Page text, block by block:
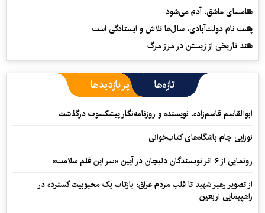
سامسای عاشق، آدم می‌شود
پشت نام دولت‌آبادی، سال‌ها تلاش و ایستادگی است
سند تاریخی از زیستن در مرز مرگ
تازه‌ها پربازدیدها
ابوالقاسم قاسم‌زاده، نویسنده و روزنامه‌نگار پیشکسوت درگذشت
نوزایی جام باشگاه‌های کتاب‌خوانی
رونمایی از ۶ اثر نویسندگان دلیجان در آیین «سر این قلم سلامت»
از تصویر رهبر شهید تا قلب مردم عراق؛ بازتاب یک محبوبیت گسترده در
راهپیمایی اربعین